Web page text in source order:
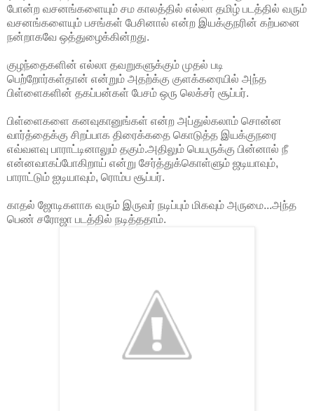
போன்ற வசனங்களையும் சம காலத்தில் எல்லா தமிழ் படத்தில் வரும்
வசனங்களையும் பசங்கள் பேசினால் என்ற இயக்குநரின் கற்பனை
நன்றாகவே ஒத்துழைக்கின்றது.
குழந்தைகளின் எல்லா தவறுகளுக்கும் முதல் படி
பெற்றோர்கள்தான் என்றும் அதற்க்கு குளக்கரையில் அந்த
பிள்ளைகளின் தகப்பன்கள் பேசம் ஒரு லெக்சர் சூப்பர்.
பிள்ளைகளை கனவுகானுங்கள் என்ற அப்துல்கலாம் சொன்ன
வார்த்தைக்கு சிறப்பாக திரைக்கதை கொடுத்த இயக்குநரை
எவ்வளவு பாராட்டினாலும் தகும்.அதிலும் பெயருக்கு பின்னால் நீ
என்னவாகப்போகிறாய் என்று சேர்த்துக்கொள்ளும் ஜடியாவும்,
பாராட்டும் ஐடியாவும், ரொம்ப சூப்பர்.
காதல் ஜோடிகளாக வரும் இருவர் நடிப்பும் மிகவும் அருமை...அந்த
பெண் சரோஜா படத்தில் நடித்ததாம்.